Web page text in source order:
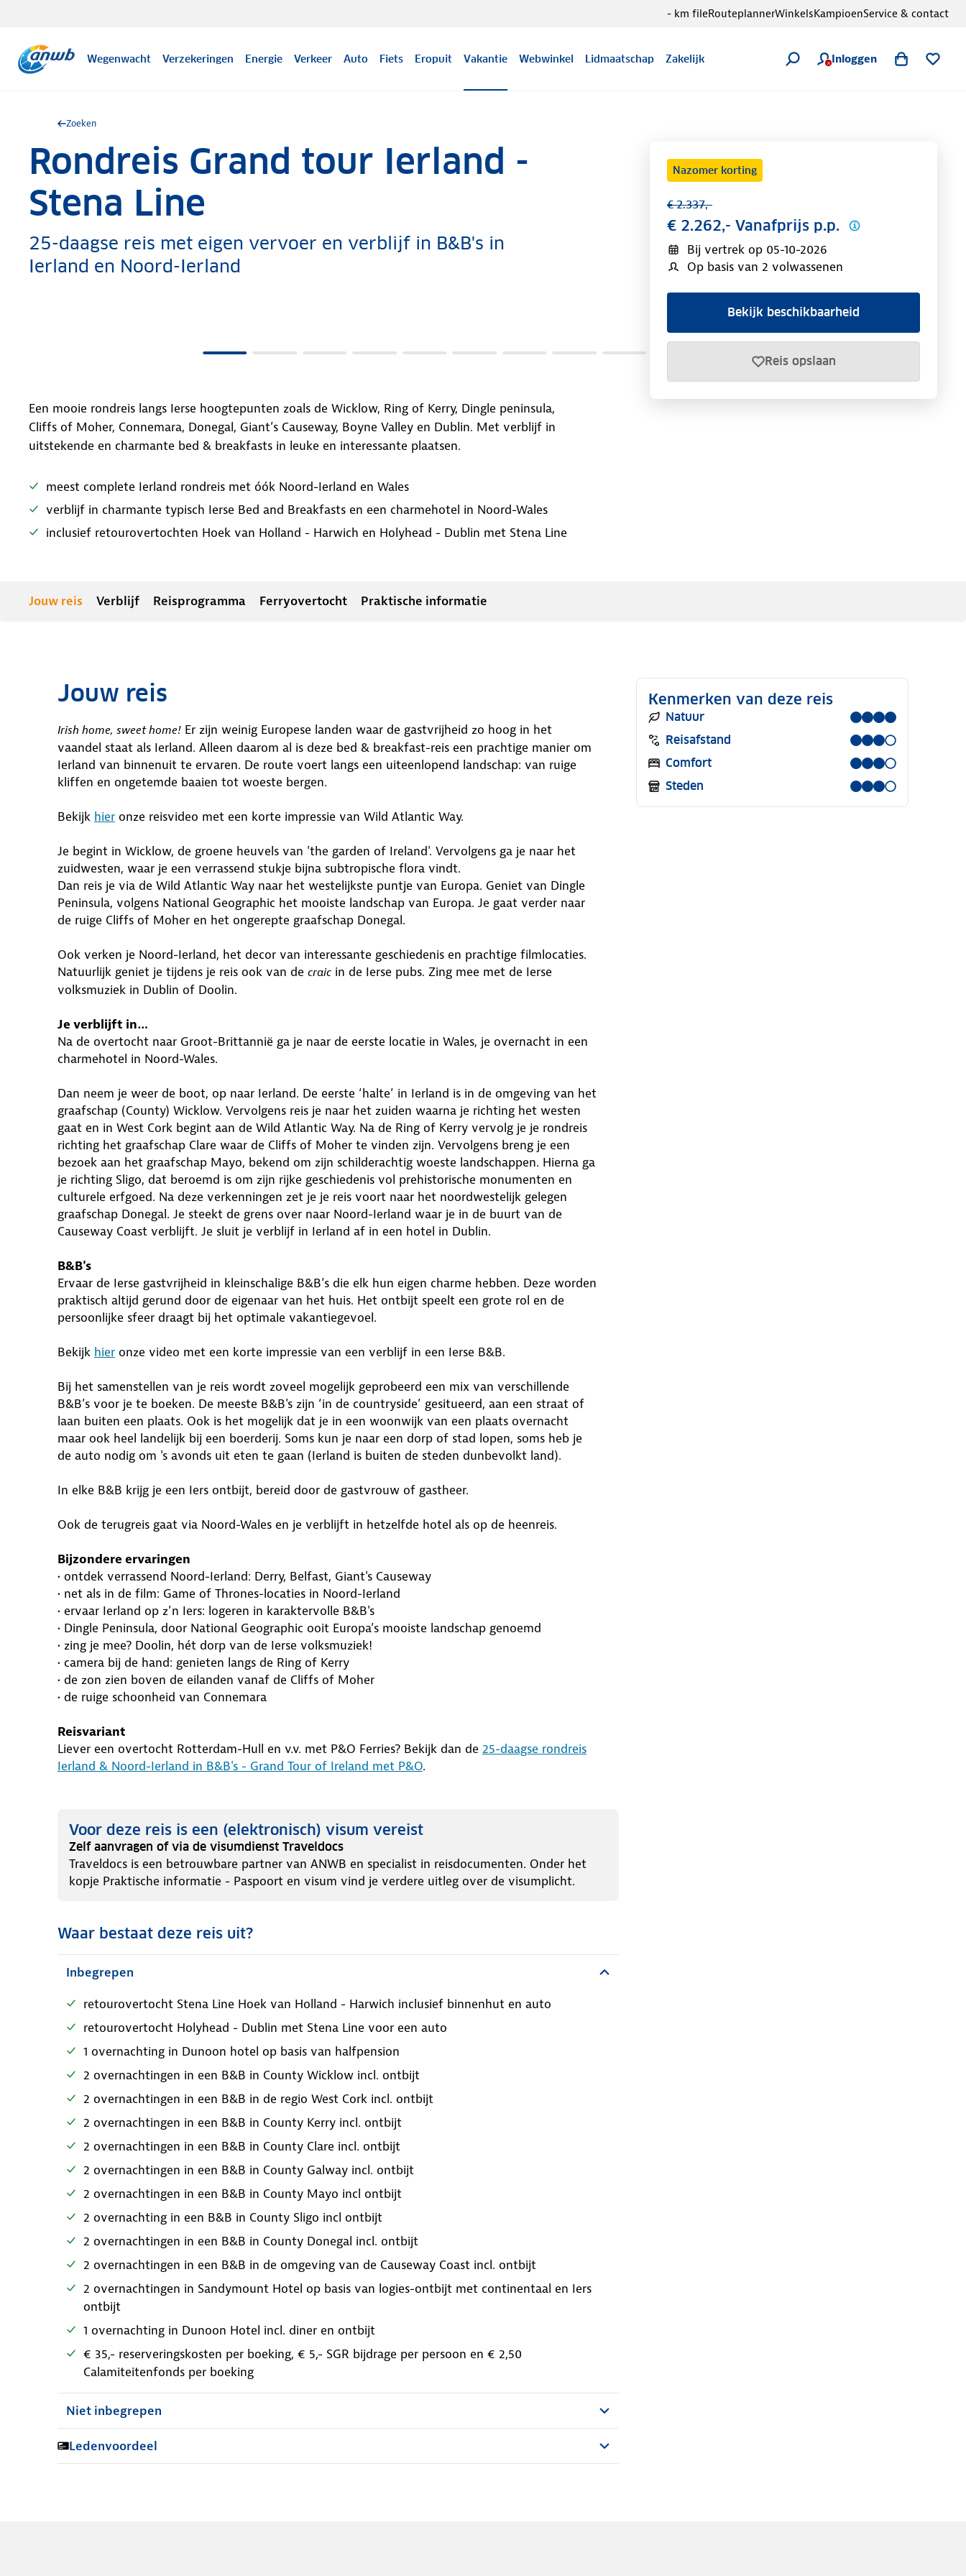
Wegenwacht Verzekeringen Energie Verkeer Auto Fiets Eropuit Vakantie Webwinkel Lidmaatschap Zakelijk Inloggen
- km fileRouteplannerWinkelsKampioenService & contact
Zoeken
Rondreis Grand tour Ierland -
Stena Line
25-daagse reis met eigen vervoer en verblijf in B&B's in
Ierland en Noord-Ierland
Nazomer korting
€ 2.337,-
€ 2.262,- Vanafprijs p.p.
Bij vertrek op 05-10-2026
Op basis van 2 volwassenen
Bekijk beschikbaarheid
Reis opslaan
Een mooie rondreis langs Ierse hoogtepunten zoals de Wicklow, Ring of Kerry, Dingle peninsula,
Cliffs of Moher, Connemara, Donegal, Giant’s Causeway, Boyne Valley en Dublin. Met verblijf in
uitstekende en charmante bed & breakfasts in leuke en interessante plaatsen.
meest complete Ierland rondreis met óók Noord-Ierland en Wales
verblijf in charmante typisch Ierse Bed and Breakfasts en een charmehotel in Noord-Wales
inclusief retourovertochten Hoek van Holland - Harwich en Holyhead - Dublin met Stena Line
Jouw reis Verblijf Reisprogramma Ferryovertocht Praktische informatie
Jouw reis
Irish home, sweet home! Er zijn weinig Europese landen waar de gastvrijheid zo hoog in het
vaandel staat als Ierland. Alleen daarom al is deze bed & breakfast-reis een prachtige manier om
Ierland van binnenuit te ervaren. De route voert langs een uiteenlopend landschap: van ruige
kliffen en ongetemde baaien tot woeste bergen.
Bekijk hier onze reisvideo met een korte impressie van Wild Atlantic Way.
Je begint in Wicklow, de groene heuvels van 'the garden of Ireland'. Vervolgens ga je naar het
zuidwesten, waar je een verrassend stukje bijna subtropische flora vindt.
Dan reis je via de Wild Atlantic Way naar het westelijkste puntje van Europa. Geniet van Dingle
Peninsula, volgens National Geographic het mooiste landschap van Europa. Je gaat verder naar
de ruige Cliffs of Moher en het ongerepte graafschap Donegal.
Ook verken je Noord-Ierland, het decor van interessante geschiedenis en prachtige filmlocaties.
Natuurlijk geniet je tijdens je reis ook van de craic in de Ierse pubs. Zing mee met de Ierse
volksmuziek in Dublin of Doolin.
Je verblijft in…
Na de overtocht naar Groot-Brittannië ga je naar de eerste locatie in Wales, je overnacht in een
charmehotel in Noord-Wales.
Dan neem je weer de boot, op naar Ierland. De eerste ‘halte’ in Ierland is in de omgeving van het
graafschap (County) Wicklow. Vervolgens reis je naar het zuiden waarna je richting het westen
gaat en in West Cork begint aan de Wild Atlantic Way. Na de Ring of Kerry vervolg je je rondreis
richting het graafschap Clare waar de Cliffs of Moher te vinden zijn. Vervolgens breng je een
bezoek aan het graafschap Mayo, bekend om zijn schilderachtig woeste landschappen. Hierna ga
je richting Sligo, dat beroemd is om zijn rijke geschiedenis vol prehistorische monumenten en
culturele erfgoed. Na deze verkenningen zet je je reis voort naar het noordwestelijk gelegen
graafschap Donegal. Je steekt de grens over naar Noord-Ierland waar je in de buurt van de
Causeway Coast verblijft. Je sluit je verblijf in Ierland af in een hotel in Dublin.
B&B's
Ervaar de Ierse gastvrijheid in kleinschalige B&B’s die elk hun eigen charme hebben. Deze worden
praktisch altijd gerund door de eigenaar van het huis. Het ontbijt speelt een grote rol en de
persoonlijke sfeer draagt bij het optimale vakantiegevoel.
Bekijk hier onze video met een korte impressie van een verblijf in een Ierse B&B.
Bij het samenstellen van je reis wordt zoveel mogelijk geprobeerd een mix van verschillende
B&B’s voor je te boeken. De meeste B&B's zijn ‘in de countryside’ gesitueerd, aan een straat of
laan buiten een plaats. Ook is het mogelijk dat je in een woonwijk van een plaats overnacht
maar ook heel landelijk bij een boerderij. Soms kun je naar een dorp of stad lopen, soms heb je
de auto nodig om 's avonds uit eten te gaan (Ierland is buiten de steden dunbevolkt land).
In elke B&B krijg je een Iers ontbijt, bereid door de gastvrouw of gastheer.
Ook de terugreis gaat via Noord-Wales en je verblijft in hetzelfde hotel als op de heenreis.
Bijzondere ervaringen
• ontdek verrassend Noord-Ierland: Derry, Belfast, Giant's Causeway
• net als in de film: Game of Thrones-locaties in Noord-Ierland
• ervaar Ierland op z’n Iers: logeren in karaktervolle B&B's
• Dingle Peninsula, door National Geographic ooit Europa’s mooiste landschap genoemd
• zing je mee? Doolin, hét dorp van de Ierse volksmuziek!
• camera bij de hand: genieten langs de Ring of Kerry
• de zon zien boven de eilanden vanaf de Cliffs of Moher
• de ruige schoonheid van Connemara
Reisvariant
Liever een overtocht Rotterdam-Hull en v.v. met P&O Ferries? Bekijk dan de 25-daagse rondreis
Ierland & Noord-Ierland in B&B's - Grand Tour of Ireland met P&O.
Voor deze reis is een (elektronisch) visum vereist
Zelf aanvragen of via de visumdienst Traveldocs
Traveldocs is een betrouwbare partner van ANWB en specialist in reisdocumenten. Onder het
kopje Praktische informatie - Paspoort en visum vind je verdere uitleg over de visumplicht.
Waar bestaat deze reis uit?
Inbegrepen
retourovertocht Stena Line Hoek van Holland - Harwich inclusief binnenhut en auto
retourovertocht Holyhead - Dublin met Stena Line voor een auto
1 overnachting in Dunoon hotel op basis van halfpension
2 overnachtingen in een B&B in County Wicklow incl. ontbijt
2 overnachtingen in een B&B in de regio West Cork incl. ontbijt
2 overnachtingen in een B&B in County Kerry incl. ontbijt
2 overnachtingen in een B&B in County Clare incl. ontbijt
2 overnachtingen in een B&B in County Galway incl. ontbijt
2 overnachtingen in een B&B in County Mayo incl ontbijt
2 overnachting in een B&B in County Sligo incl ontbijt
2 overnachtingen in een B&B in County Donegal incl. ontbijt
2 overnachtingen in een B&B in de omgeving van de Causeway Coast incl. ontbijt
2 overnachtingen in Sandymount Hotel op basis van logies-ontbijt met continentaal en Iers
ontbijt
1 overnachting in Dunoon Hotel incl. diner en ontbijt
€ 35,- reserveringskosten per boeking, € 5,- SGR bijdrage per persoon en € 2,50
Calamiteitenfonds per boeking
Niet inbegrepen
Ledenvoordeel
Kenmerken van deze reis
Natuur
Reisafstand
Comfort
Steden